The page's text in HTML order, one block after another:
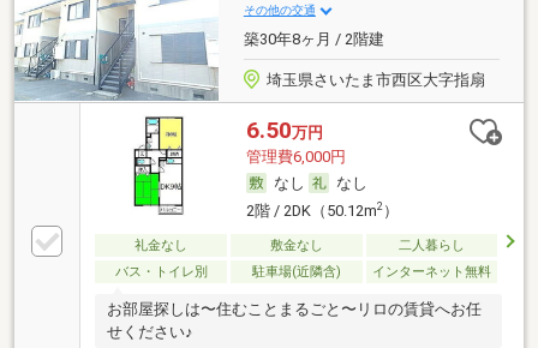
その他の交通
築30年8ヶ月 / 2階建
埼玉県さいたま市西区大字指扇
6.50万円
管理費6,000円
なし
なし
2階 / 2DK（50.12m2）
礼金なし 敷金なし
二人暮らし
バス・トイレ別
駐車場(近隣含) インターネット無料
お部屋探しは〜住むことまるごと〜リロの賃貸へお任
せください♪